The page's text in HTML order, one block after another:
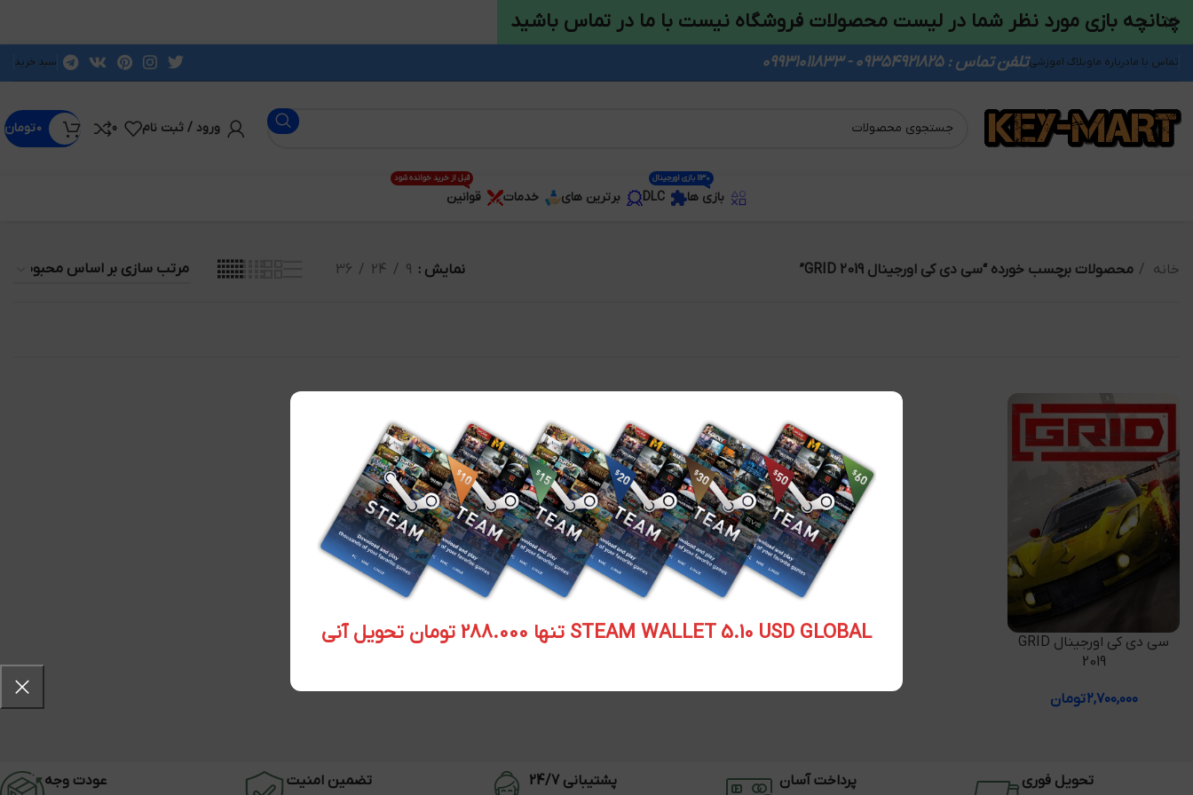
STEAM WALLET 5.10 USD GLOBAL تنها 288.000 تومان تحویل آنی
تماس با مادرباره ماوبلاگ اموزشیتلفن تماس : 09354921825 - 09931011833 سبد خرید
ورود / ثبت نام 0 ۰تومان
بازی ها
1130 بازی اورجینال
DLC برترین های خدمات قوانین
قبل از خرید خوانده شود
خانه محصولات برچسب خورده “سی دی کی اورجینال GRID 2019” نمایش 9
24
36
افزودن به سبد خرید
سی دی کی اورجینال GRID
2019
۲,۷۰۰,۰۰۰تومان
تحویل فوری پرداخت آسان پشتیبانی 24/7 تضمین امنیت عودت وجه
چنانچه بازی مورد نظر شما در لیست محصولات فروشگاه نیست با ما در تماس باشید